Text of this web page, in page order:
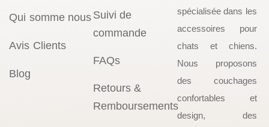
Qui somme nous
Avis Clients
Blog
Suivi de
commande
FAQs
Retours &
Remboursements
spécialisée dans les
accessoires pour
chats et chiens.
Nous proposons
des couchages
confortables et
design, des